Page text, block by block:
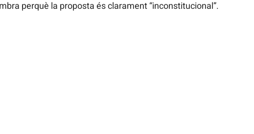
perquè la proposta és clarament “inconstitucional”.